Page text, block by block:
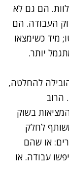
הם גם לא
העבודה. הם
מיד כשימצאו
יותר.
להחלטה,
הרוב
בשוק
לחלק
או שהם
עבודה. או